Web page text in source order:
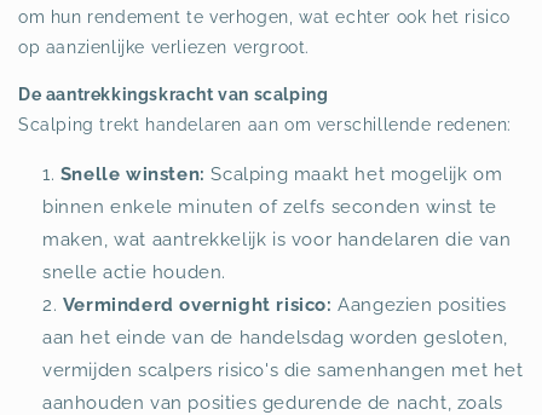
om hun rendement te verhogen, wat echter ook het risico
op aanzienlijke verliezen vergroot.
De aantrekkingskracht van scalping
Scalping trekt handelaren aan om verschillende redenen:
Snelle winsten: Scalping maakt het mogelijk om
binnen enkele minuten of zelfs seconden winst te
maken, wat aantrekkelijk is voor handelaren die van
snelle actie houden.
Verminderd overnight risico: Aangezien posities
aan het einde van de handelsdag worden gesloten,
vermijden scalpers risico's die samenhangen met het
aanhouden van posities gedurende de nacht, zoals